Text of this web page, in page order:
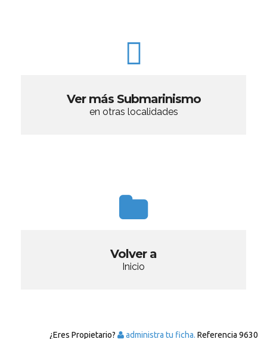
Ver más Submarinismo
en otras localidades
Volver a
Inicio
¿Eres Propietario? administra tu ficha. Referencia 9630